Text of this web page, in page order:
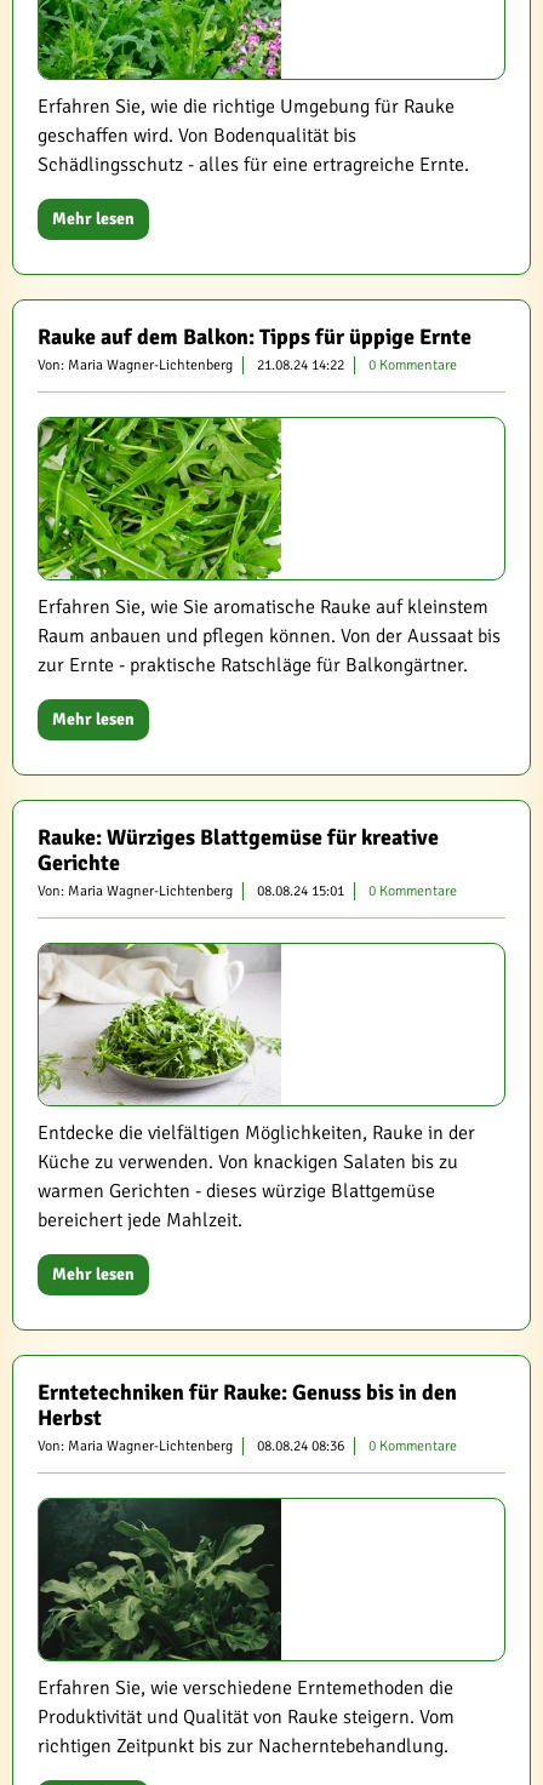
Erfahren Sie, wie die richtige Umgebung für Rauke
geschaffen wird. Von Bodenqualität bis
Schädlingsschutz - alles für eine ertragreiche Ernte.
Mehr lesen
Rauke auf dem Balkon: Tipps für üppige Ernte
Von: Maria Wagner-Lichtenberg 21.08.24 14:22 0 Kommentare
Erfahren Sie, wie Sie aromatische Rauke auf kleinstem
Raum anbauen und pflegen können. Von der Aussaat bis
zur Ernte - praktische Ratschläge für Balkongärtner.
Mehr lesen
Rauke: Würziges Blattgemüse für kreative
Gerichte
Von: Maria Wagner-Lichtenberg 08.08.24 15:01 0 Kommentare
Entdecke die vielfältigen Möglichkeiten, Rauke in der
Küche zu verwenden. Von knackigen Salaten bis zu
warmen Gerichten - dieses würzige Blattgemüse
bereichert jede Mahlzeit.
Mehr lesen
Erntetechniken für Rauke: Genuss bis in den
Herbst
Von: Maria Wagner-Lichtenberg 08.08.24 08:36 0 Kommentare
Erfahren Sie, wie verschiedene Erntemethoden die
Produktivität und Qualität von Rauke steigern. Vom
richtigen Zeitpunkt bis zur Nacherntebehandlung.